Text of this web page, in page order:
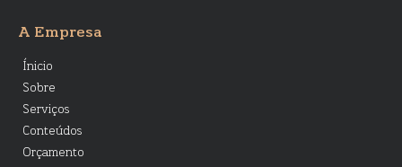
A Empresa
Ínicio
Sobre
Serviços
Conteúdos
Orçamento